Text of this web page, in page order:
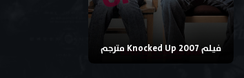
فيلم Knocked Up 2007 مترجم